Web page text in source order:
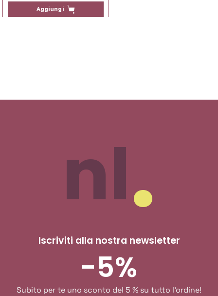
Aggiungi
nl
Iscriviti alla nostra newsletter
-5%
Subito per te uno sconto del 5 % su tutto l'ordine!